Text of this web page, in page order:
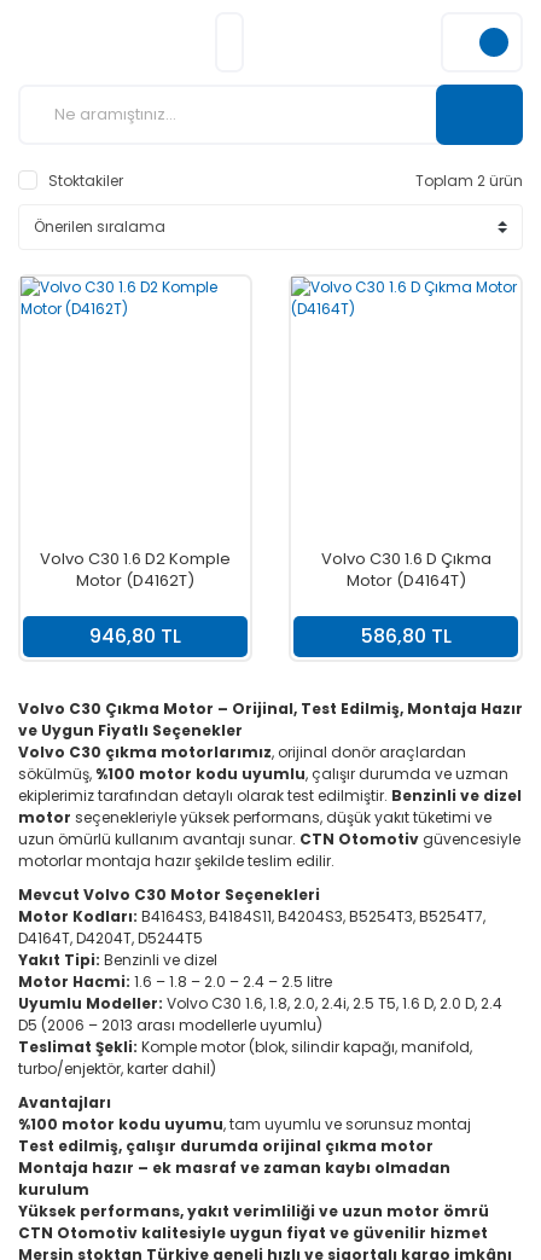
Stoktakiler Toplam 2 ürün
Volvo C30 1.6 D2 Komple
Motor (D4162T)
946,80 TL
Volvo C30 1.6 D Çıkma
Motor (D4164T)
586,80 TL
Volvo C30 Çıkma Motor – Orijinal, Test Edilmiş, Montaja Hazır
ve Uygun Fiyatlı Seçenekler
Volvo C30 çıkma motorlarımız, orijinal donör araçlardan
sökülmüş,%100 motor kodu uyumlu, çalışır durumda ve uzman
ekiplerimiz tarafından detaylı olarak test edilmiştir. Benzinli ve dizel
motor seçenekleriyle yüksek performans, düşük yakıt tüketimi ve
uzun ömürlü kullanım avantajı sunar. CTN Otomotivgüvencesiyle
motorlar montaja hazır şekilde teslim edilir.
Mevcut Volvo C30 Motor Seçenekleri
Motor Kodları: B4164S3, B4184S11, B4204S3, B5254T3, B5254T7,
D4164T, D4204T, D5244T5
Yakıt Tipi: Benzinli ve dizel
Motor Hacmi: 1.6 – 1.8 – 2.0 – 2.4 – 2.5 litre
Uyumlu Modeller: Volvo C30 1.6, 1.8, 2.0, 2.4i, 2.5 T5, 1.6 D, 2.0 D, 2.4
D5 (2006 – 2013 arası modellerle uyumlu)
Teslimat Şekli: Komple motor (blok, silindir kapağı, manifold,
turbo/enjektör, karter dahil)
Avantajları
%100 motor kodu uyumu, tam uyumlu ve sorunsuz montaj
Test edilmiş, çalışır durumda orijinal çıkma motor
Montaja hazır – ek masraf ve zaman kaybı olmadan
kurulum
Yüksek performans, yakıt verimliliği ve uzun motor ömrü
CTN Otomotiv kalitesiyle uygun fiyat ve güvenilir hizmet
Mersin stoktan Türkiye geneli hızlı ve sigortalı kargo imkânı